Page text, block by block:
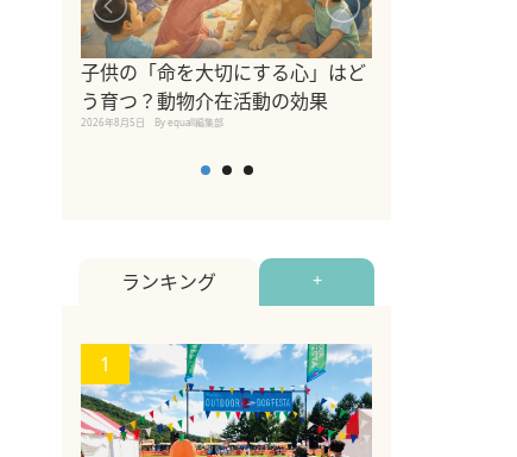
子供の「命を大切にする心」はど
う育つ？動物介在活動の効果
2026年8月5日 By equall編集部
ランキング +
1